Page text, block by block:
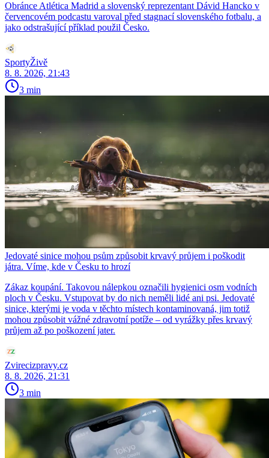
Obránce Atlética Madrid a slovenský reprezentant Dávid Hancko v
červencovém podcastu varoval před stagnací slovenského fotbalu, a
jako odstrašující příklad použil Česko.
SportyŽivě
8. 8. 2026, 21:43
3 min
Jedovaté sinice mohou psům způsobit krvavý průjem i poškodit
játra. Víme, kde v Česku to hrozí
Zákaz koupání. Takovou nálepkou označili hygienici osm vodních
ploch v Česku. Vstupovat by do nich neměli lidé ani psi. Jedovaté
sinice, kterými je voda v těchto místech kontaminovaná, jim totiž
mohou způsobit vážné zdravotní potíže – od vyrážky přes krvavý
průjem až po poškození jater.
Zvirecizpravy.cz
8. 8. 2026, 21:31
3 min